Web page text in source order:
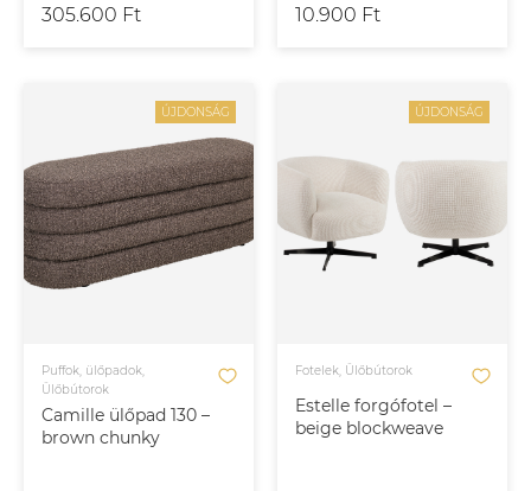
305.600 Ft 10.900 Ft
ÚJDONSÁG
Camille ülőpad 130 –
brown chunky
Puffok, ülőpadok,
Ülőbútorok
ÚJDONSÁG
Estelle forgófotel –
beige blockweave
Fotelek, Ülőbútorok